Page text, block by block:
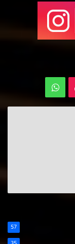
TikTok
آپ
57